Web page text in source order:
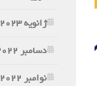
ژانویه 2023
دسامبر 2022
نوامبر 2022